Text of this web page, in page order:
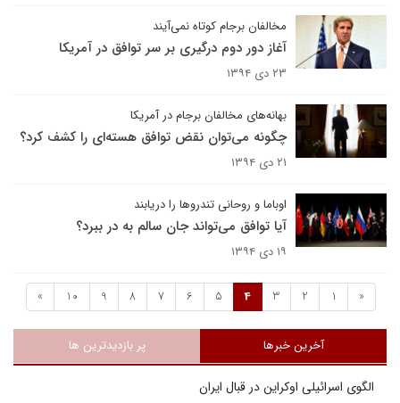
مخالفان برجام کوتاه نمی‌آیند
آغاز دور دوم درگیری بر سر توافق در آمریکا
۲۳ دی ۱۳۹۴
بهانه‌های مخالفان برجام در آمریکا
چگونه می‌توان نقض توافق هسته‌ای را کشف کرد؟
۲۱ دی ۱۳۹۴
اوباما و روحانی تندروها را دریابند
آیا توافق می‌تواند جان سالم به در ببرد؟
۱۹ دی ۱۳۹۴
«
1
2
3
4
5
6
7
8
9
10
»
آخرین خبرها پر بازدیدترین ها
الگوی اسرائیلی اوکراین در قبال ایران